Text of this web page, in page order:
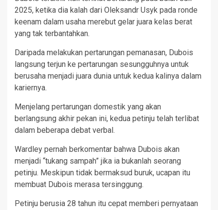
2025, ketika dia kalah dari Oleksandr Usyk pada ronde
keenam dalam usaha merebut gelar juara kelas berat
yang tak terbantahkan.
Daripada melakukan pertarungan pemanasan, Dubois
langsung terjun ke pertarungan sesungguhnya untuk
berusaha menjadi juara dunia untuk kedua kalinya dalam
kariernya.
Menjelang pertarungan domestik yang akan
berlangsung akhir pekan ini, kedua petinju telah terlibat
dalam beberapa debat verbal.
Wardley pernah berkomentar bahwa Dubois akan
menjadi “tukang sampah” jika ia bukanlah seorang
petinju. Meskipun tidak bermaksud buruk, ucapan itu
membuat Dubois merasa tersinggung.
Petinju berusia 28 tahun itu cepat memberi pernyataan